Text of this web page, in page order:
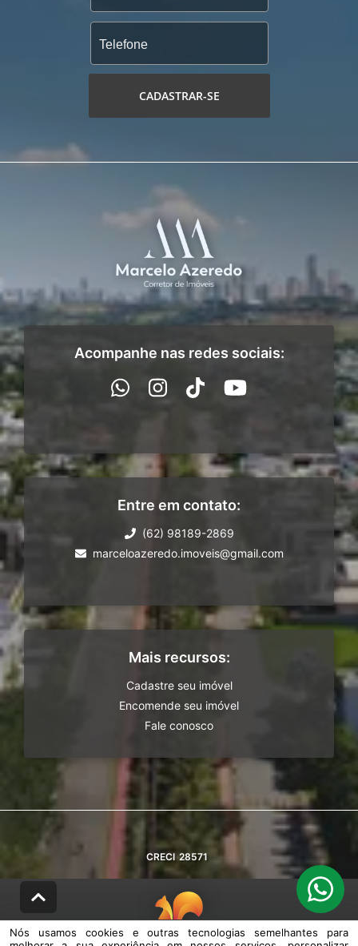
CADASTRAR-SE
Acompanhe nas redes sociais:
Entre em contato:
(62) 98189-2869
marceloazeredo.imoveis@gmail.com
Mais recursos:
Cadastre seu imóvel
Encomende seu imóvel
Fale conosco
CRECI 28571
Nós usamos cookies e outras tecnologias semelhantes para